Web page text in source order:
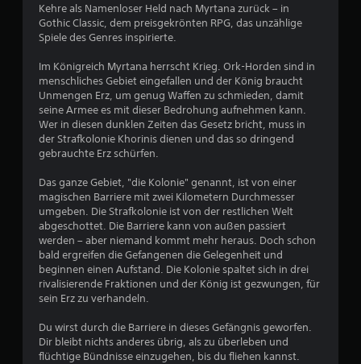
e
w
e
t
u
n
g
e
n
Kehre als Namenloser Held nach Myrtana zurück – in
Gothic Classic, dem preisgekrönten RPG, das unzählige
Spiele des Genres inspirierte.
Im Königreich Myrtana herrscht Krieg. Ork-Horden sind in
menschliches Gebiet eingefallen und der König braucht
Unmengen Erz, um genug Waffen zu schmieden, damit
seine Armee es mit dieser Bedrohung aufnehmen kann.
Wer in diesen dunklen Zeiten das Gesetz bricht, muss in
der Strafkolonie Khorinis dienen und das so dringend
gebrauchte Erz schürfen.
Das ganze Gebiet, "die Kolonie" genannt, ist von einer
magischen Barriere mit zwei Kilometern Durchmesser
umgeben. Die Strafkolonie ist von der restlichen Welt
abgeschottet. Die Barriere kann von außen passiert
werden – aber niemand kommt mehr heraus. Doch schon
bald ergreifen die Gefangenen die Gelegenheit und
beginnen einen Aufstand. Die Kolonie spaltet sich in drei
rivalisierende Fraktionen und der König ist gezwungen, für
sein Erz zu verhandeln.
Du wirst durch die Barriere in dieses Gefängnis geworfen.
Dir bleibt nichts anderes übrig, als zu überleben und
flüchtige Bündnisse einzugehen, bis du fliehen kannst.